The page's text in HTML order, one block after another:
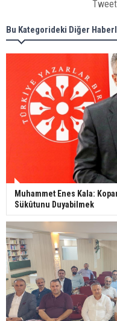
Bu Kategorideki Diğer
Muhammet Enes Kala:
Sükûtunu Duyabilmek